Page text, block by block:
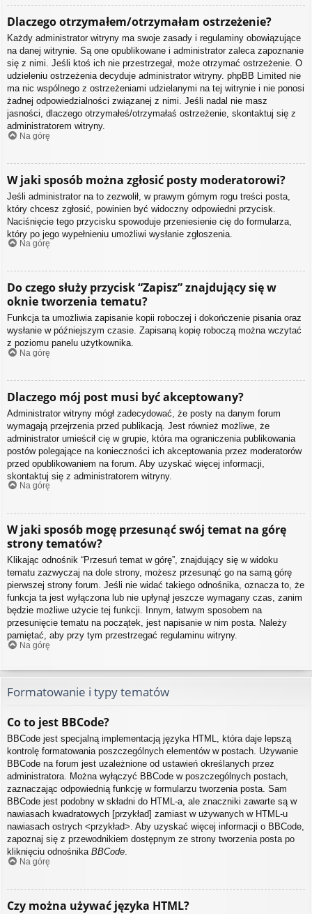
Dlaczego otrzymałem/otrzymałam ostrzeżenie?
Każdy administrator witryny ma swoje zasady i regulaminy obowiązujące
na danej witrynie. Są one opublikowane i administrator zaleca zapoznanie
się z nimi. Jeśli ktoś ich nie przestrzegał, może otrzymać ostrzeżenie. O
udzieleniu ostrzeżenia decyduje administrator witryny. phpBB Limited nie
ma nic wspólnego z ostrzeżeniami udzielanymi na tej witrynie i nie ponosi
żadnej odpowiedzialności związanej z nimi. Jeśli nadal nie masz
jasności, dlaczego otrzymałeś/otrzymałaś ostrzeżenie, skontaktuj się z
administratorem witryny.
Na górę
W jaki sposób można zgłosić posty moderatorowi?
Jeśli administrator na to zezwolił, w prawym górnym rogu treści posta,
który chcesz zgłosić, powinien być widoczny odpowiedni przycisk.
Naciśnięcie tego przycisku spowoduje przeniesienie cię do formularza,
który po jego wypełnieniu umożliwi wysłanie zgłoszenia.
Na górę
Do czego służy przycisk “Zapisz” znajdujący się w
oknie tworzenia tematu?
Funkcja ta umożliwia zapisanie kopii roboczej i dokończenie pisania oraz
wysłanie w późniejszym czasie. Zapisaną kopię roboczą można wczytać
z poziomu panelu użytkownika.
Na górę
Dlaczego mój post musi być akceptowany?
Administrator witryny mógł zadecydować, że posty na danym forum
wymagają przejrzenia przed publikacją. Jest również możliwe, że
administrator umieścił cię w grupie, która ma ograniczenia publikowania
postów polegające na konieczności ich akceptowania przez moderatorów
przed opublikowaniem na forum. Aby uzyskać więcej informacji,
skontaktuj się z administratorem witryny.
Na górę
W jaki sposób mogę przesunąć swój temat na górę
strony tematów?
Klikając odnośnik “Przesuń temat w górę”, znajdujący się w widoku
tematu zazwyczaj na dole strony, możesz przesunąć go na samą górę
pierwszej strony forum. Jeśli nie widać takiego odnośnika, oznacza to, że
funkcja ta jest wyłączona lub nie upłynął jeszcze wymagany czas, zanim
będzie możliwe użycie tej funkcji. Innym, łatwym sposobem na
przesunięcie tematu na początek, jest napisanie w nim posta. Należy
pamiętać, aby przy tym przestrzegać regulaminu witryny.
Na górę
Formatowanie i typy tematów
Co to jest BBCode?
BBCode jest specjalną implementacją języka HTML, która daje lepszą
kontrolę formatowania poszczególnych elementów w postach. Używanie
BBCode na forum jest uzależnione od ustawień określanych przez
administratora. Można wyłączyć BBCode w poszczególnych postach,
zaznaczając odpowiednią funkcję w formularzu tworzenia posta. Sam
BBCode jest podobny w składni do HTML-a, ale znaczniki zawarte są w
nawiasach kwadratowych [przykład] zamiast w używanych w HTML-u
nawiasach ostrych <przykład>. Aby uzyskać więcej informacji o BBCode,
zapoznaj się z przewodnikiem dostępnym ze strony tworzenia posta po
kliknięciu odnośnika BBCode.
Na górę
Czy można używać języka HTML?